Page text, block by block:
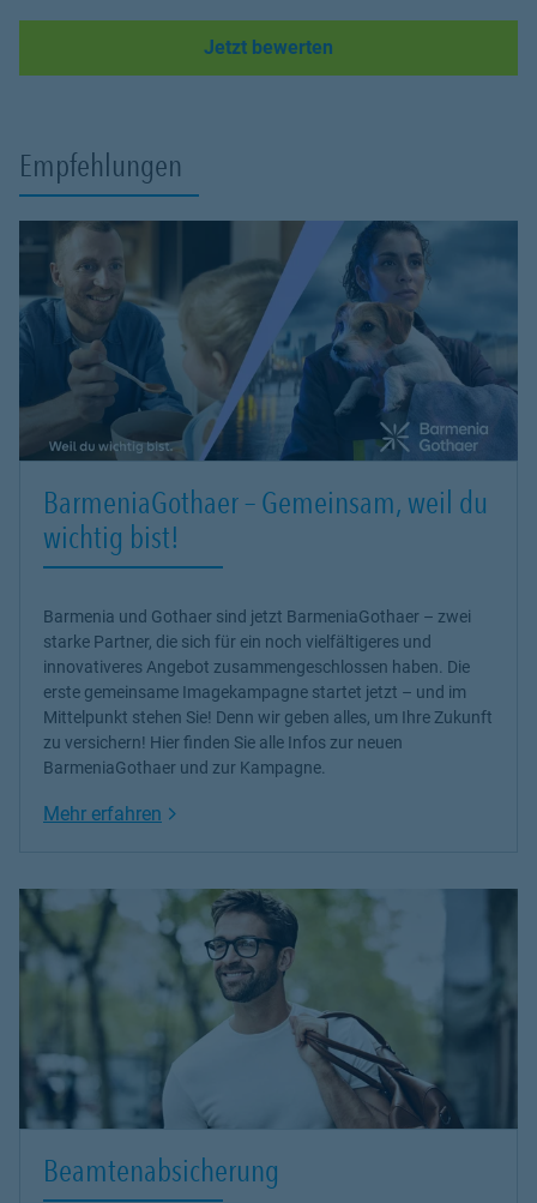
Jetzt bewerten
Empfehlungen
BarmeniaGothaer – Gemeinsam, weil du
wichtig bist!
Barmenia und Gothaer sind jetzt BarmeniaGothaer – zwei
starke Partner, die sich für ein noch vielfältigeres und
innovativeres Angebot zusammengeschlossen haben. Die
erste gemeinsame Imagekampagne startet jetzt – und im
Mittelpunkt stehen Sie! Denn wir geben alles, um Ihre Zukunft
zu versichern! Hier finden Sie alle Infos zur neuen
BarmeniaGothaer und zur Kampagne.
Mehr erfahren Link Opens in New Tab
Beamtenabsicherung